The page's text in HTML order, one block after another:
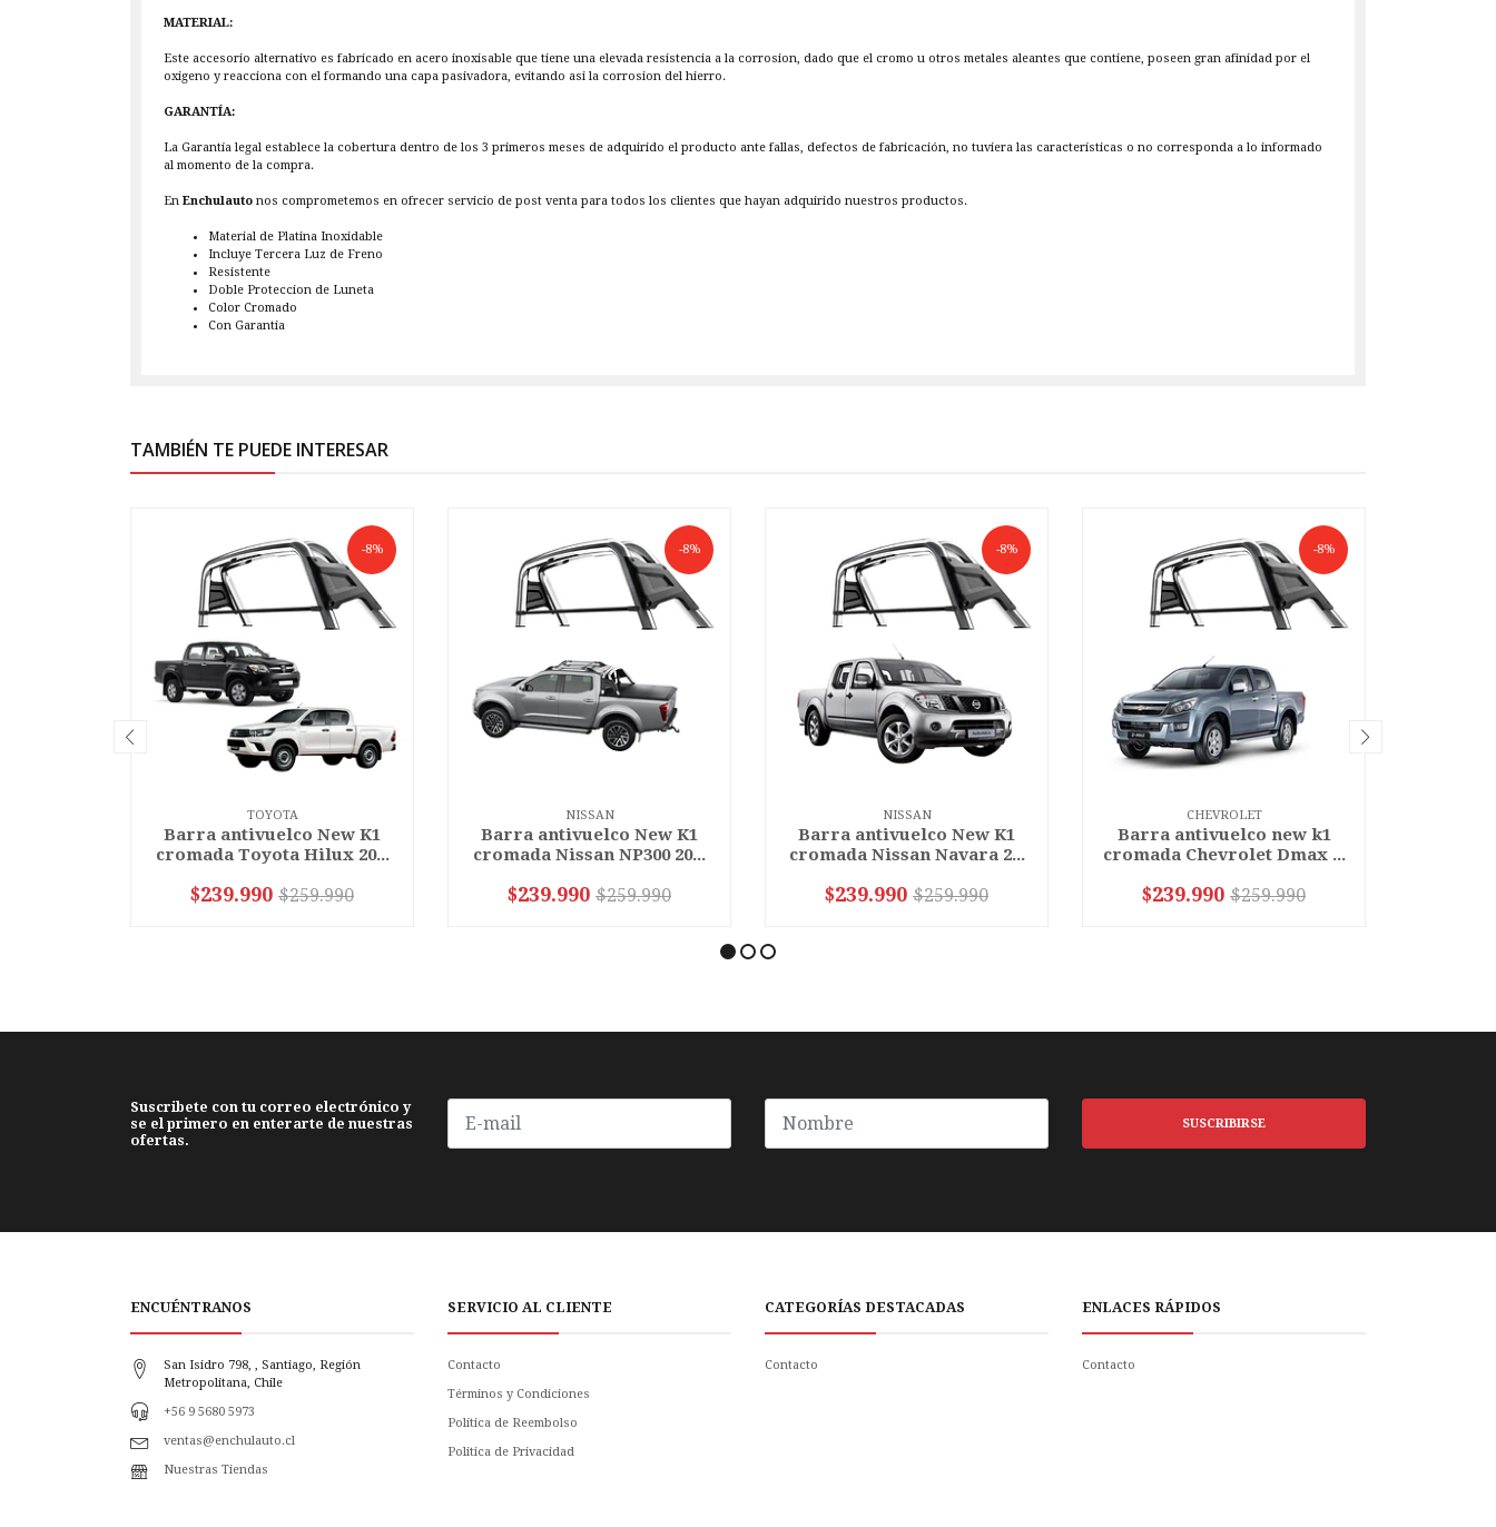
MATERIAL:
Este accesorio alternativo es fabricado en acero inoxisable que tiene una elevada resistencia a la corrosion, dado que el cromo u otros metales aleantes que contiene, poseen gran afinidad por el
oxigeno y reacciona con el formando una capa pasivadora, evitando asi la corrosion del hierro.
GARANTÍA:
La Garantía legal establece la cobertura dentro de los 3 primeros meses de adquirido el producto ante fallas, defectos de fabricación, no tuviera las características o no corresponda a lo informado
al momento de la compra.
En Enchulauto nos comprometemos en ofrecer servicio de post venta para todos los clientes que hayan adquirido nuestros productos.
Material de Platina Inoxidable
Incluye Tercera Luz de Freno
Resistente
Doble Proteccion de Luneta
Color Cromado
Con Garantia
TAMBIÉN TE PUEDE INTERESAR
-8%
TOYOTA
Barra antivuelco New K1
cromada Toyota Hilux 20...
+
$239.990 $259.990
-8%
NISSAN
Barra antivuelco New K1
cromada Nissan NP300 20...
+
$239.990 $259.990
-8%
NISSAN
Barra antivuelco New K1
cromada Nissan Navara 2...
+
$239.990 $259.990
-8%
CHEVROLET
Barra antivuelco new k1
cromada Chevrolet Dmax ...
+
$239.990 $259.990
Suscribete con tu correo electrónico y
se el primero en enterarte de nuestras
ofertas.
SUSCRIBIRSE
ENCUÉNTRANOS
San Isidro 798, , Santiago, Región
Metropolitana, Chile
+56 9 5680 5973
ventas@enchulauto.cl
Nuestras Tiendas
SERVICIO AL CLIENTE
Contacto
Términos y Condiciones
Política de Reembolso
Politica de Privacidad
CATEGORÍAS DESTACADAS
Contacto
ENLACES RÁPIDOS
Contacto